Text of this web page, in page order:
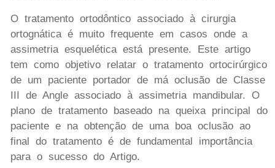
O tratamento ortodôntico associado à cirurgia
ortognática é muito frequente em casos onde a
assimetria esquelética está presente. Este artigo
tem como objetivo relatar o tratamento ortocirúrgico
de um paciente portador de má oclusão de Classe
III de Angle associado à assimetria mandibular. O
plano de tratamento baseado na queixa principal do
paciente e na obtenção de uma boa oclusão ao
final do tratamento é de fundamental importância
para o sucesso do Artigo.